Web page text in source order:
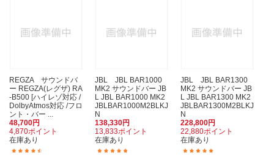
REGZA サウンドバ
ー REGZA(レグザ) RA
-B500 [ハイレゾ対応 /
DolbyAtmos対応 /フロ
ント・バー ...
48,700円
4,870ポイント
在庫あり
JBL JBL BAR1000
MK2 サウンドバー JB
L JBL BAR1000 MK2
JBLBAR1000M2BLKJ
N
138,330円
13,833ポイント
在庫あり
JBL JBL BAR1300
MK2 サウンドバー JB
L JBL BAR1300 MK2
JBLBAR1300M2BLKJ
N
228,800円
22,880ポイント
在庫あり